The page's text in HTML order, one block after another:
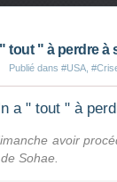
tout " à perdre à
Publié dans #USA
a " tout " à
avoir
Sohae.